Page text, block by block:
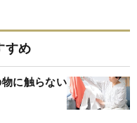
すめ
に触らない